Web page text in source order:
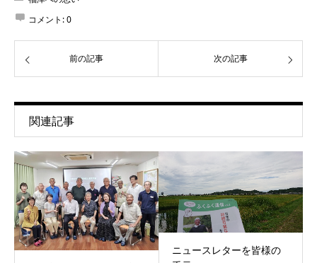
コメント:0
前の記事 次の記事
関連記事
ニュースレターを皆様の